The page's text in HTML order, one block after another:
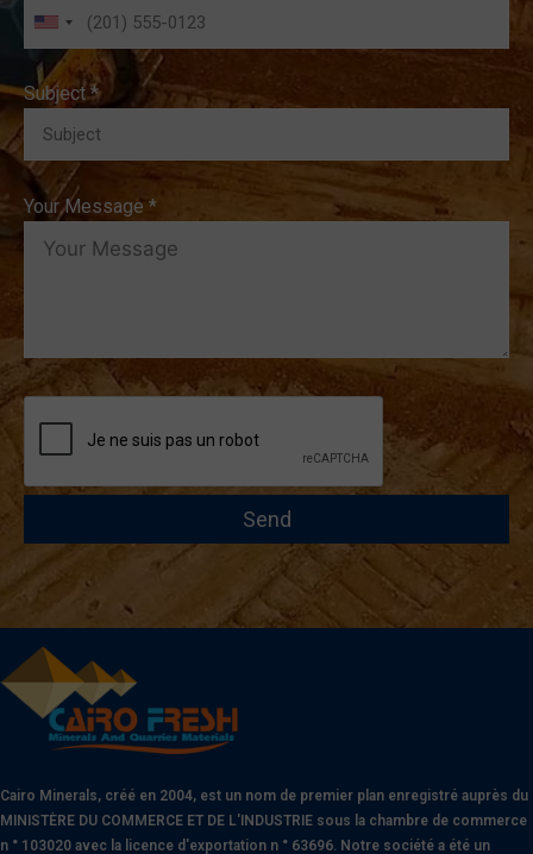
Subject *
Your Message *
Cairo Minerals, créé en 2004, est un nom de premier plan enregistré auprès du
MINISTÈRE DU COMMERCE ET DE L'INDUSTRIE sous la chambre de commerce
n ° 103020 avec la licence d'exportation n ° 63696. Notre société a été un